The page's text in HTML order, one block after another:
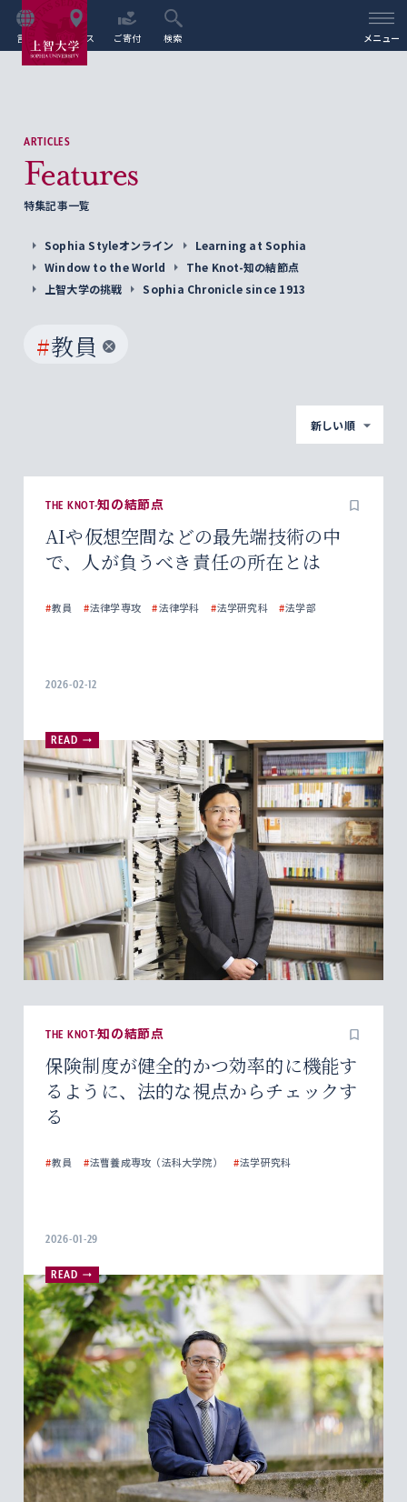
言語 アクセス ご寄付 検索 メニュー
ARTICLES
Features
特集記事一覧
Sophia Styleオンライン
Learning at Sophia
Window to the World
The Knot-知の結節点
上智大学の挑戦
Sophia Chronicle since 1913
#教員
新しい順
THE KNOT-知の結節点
AIや仮想空間などの最先端技術の中
で、人が負うべき責任の所在とは
#教員 #法律学専攻 #法律学科 #法学研究科 #法学部
2026-02-12
READ
THE KNOT-知の結節点
保険制度が健全的かつ効率的に機能す
るように、法的な視点からチェックす
る
#教員 #法曹養成専攻（法科大学院） #法学研究科
2026-01-29
READ